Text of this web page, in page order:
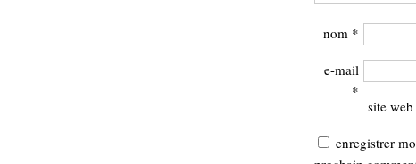
nom *
e-mail
*
site web
enregistrer